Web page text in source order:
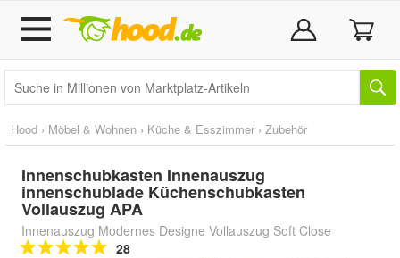
Hood › Möbel & Wohnen › Küche & Esszimmer › Zubehör
Innenschubkasten Innenauszug
innenschublade Küchenschubkasten
Vollauszug APA
Innenauszug Modernes Designe Vollauszug Soft Close
28